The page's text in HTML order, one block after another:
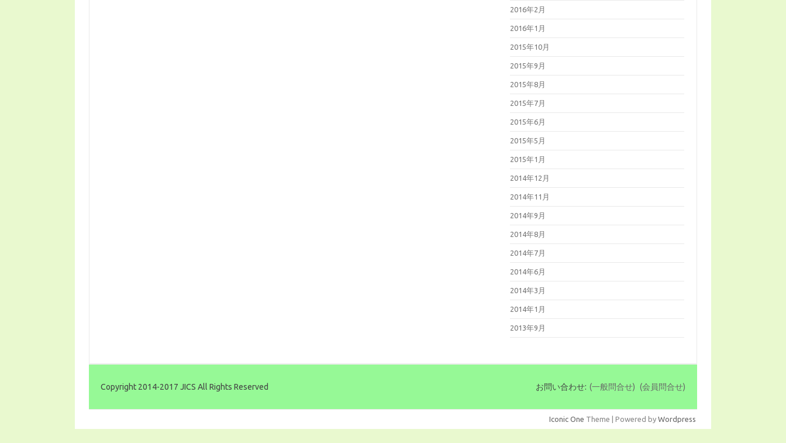
2016年2月
2016年1月
2015年10月
2015年9月
2015年8月
2015年7月
2015年6月
2015年5月
2015年1月
2014年12月
2014年11月
2014年9月
2014年8月
2014年7月
2014年6月
2014年3月
2014年1月
2013年9月
Copyright 2014-2017 JICS All Rights Reserved お問い合わせ: (一般問合せ) (会員問合せ)
Iconic One Theme | Powered by Wordpress